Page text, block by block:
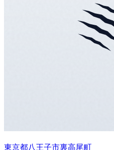
東京都八王子市裏高尾町